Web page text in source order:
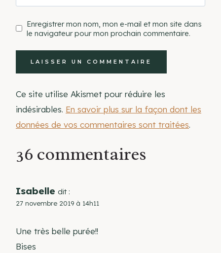
Enregistrer mon nom, mon e-mail et mon site dans
le navigateur pour mon prochain commentaire.
Ce site utilise Akismet pour réduire les
indésirables. En savoir plus sur la façon dont les
données de vos commentaires sont traitées.
36 commentaires
Isabelle dit :
27 novembre 2019 à 14h11
Une très belle purée!!
Bises